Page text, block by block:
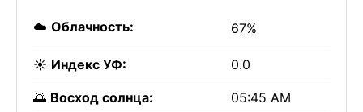
☁️ Облачность: 67%
☀️ Индекс УФ: 0.0
🌅 Восход солнца: 05:45 AM